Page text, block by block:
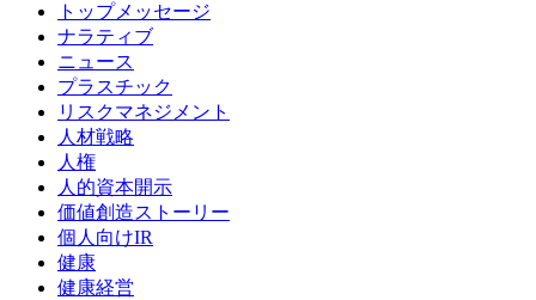
トップメッセージ
ナラティブ
ニュース
プラスチック
リスクマネジメント
人材戦略
人権
人的資本開示
価値創造ストーリー
個人向けIR
健康
健康経営